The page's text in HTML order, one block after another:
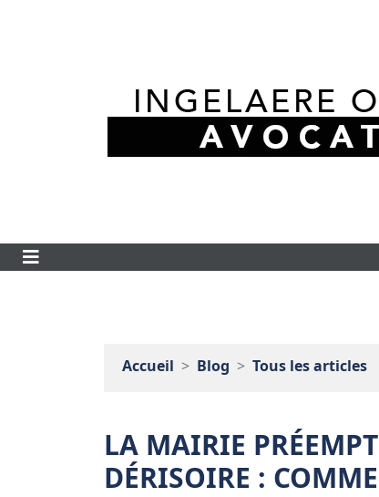
Accueil Blog Tous les articles
LA MAIRIE
DÉRISOIRE :